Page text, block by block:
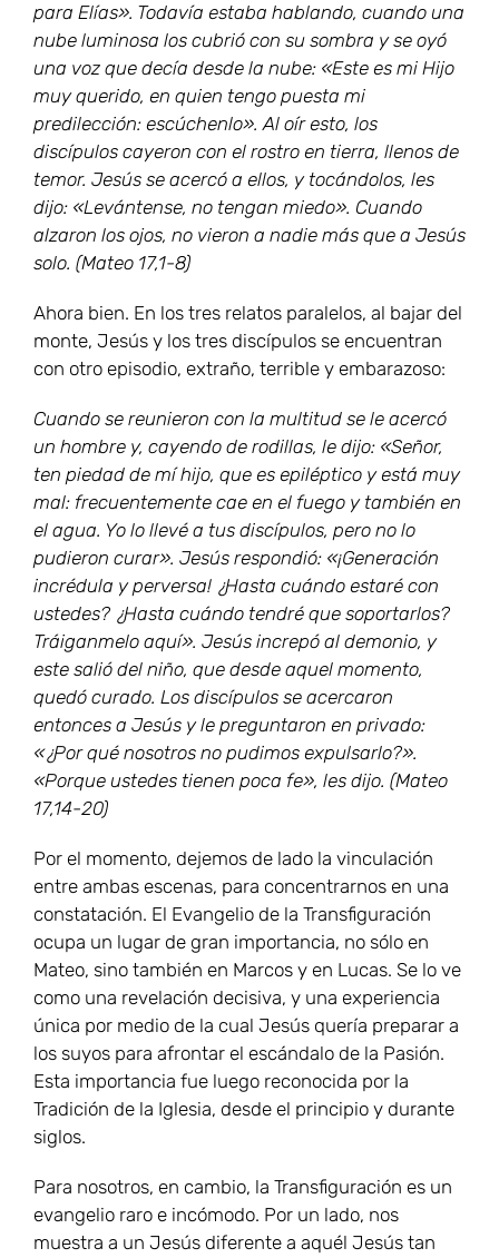
para Elías». Todavía estaba hablando, cuando una
nube luminosa los cubrió con su sombra y se oyó
una voz que decía desde la nube: «Este es mi Hijo
muy querido, en quien tengo puesta mi
predilección: escúchenlo». Al oír esto, los
discípulos cayeron con el rostro en tierra, llenos de
temor. Jesús se acercó a ellos, y tocándolos, les
dijo: «Levántense, no tengan miedo». Cuando
alzaron los ojos, no vieron a nadie más que a Jesús
solo. (Mateo 17,1-8)
Ahora bien. En los tres relatos paralelos, al bajar del
monte, Jesús y los tres discípulos se encuentran
con otro episodio, extraño, terrible y embarazoso:
Cuando se reunieron con la multitud se le acercó
un hombre y, cayendo de rodillas, le dijo: «Señor,
ten piedad de mí hijo, que es epiléptico y está muy
mal: frecuentemente cae en el fuego y también en
el agua. Yo lo llevé a tus discípulos, pero no lo
pudieron curar». Jesús respondió: «¡Generación
incrédula y perversa! ¿Hasta cuándo estaré con
ustedes? ¿Hasta cuándo tendré que soportarlos?
Tráiganmelo aquí». Jesús increpó al demonio, y
este salió del niño, que desde aquel momento,
quedó curado. Los discípulos se acercaron
entonces a Jesús y le preguntaron en privado:
«¿Por qué nosotros no pudimos expulsarlo?».
«Porque ustedes tienen poca fe», les dijo. (Mateo
17,14-20)
Por el momento, dejemos de lado la vinculación
entre ambas escenas, para concentrarnos en una
constatación. El Evangelio de la Transfiguración
ocupa un lugar de gran importancia, no sólo en
Mateo, sino también en Marcos y en Lucas. Se lo ve
como una revelación decisiva, y una experiencia
única por medio de la cual Jesús quería preparar a
los suyos para afrontar el escándalo de la Pasión.
Esta importancia fue luego reconocida por la
Tradición de la Iglesia, desde el principio y durante
siglos.
Para nosotros, en cambio, la Transfiguración es un
evangelio raro e incómodo. Por un lado, nos
muestra a un Jesús diferente a aquél Jesús tan